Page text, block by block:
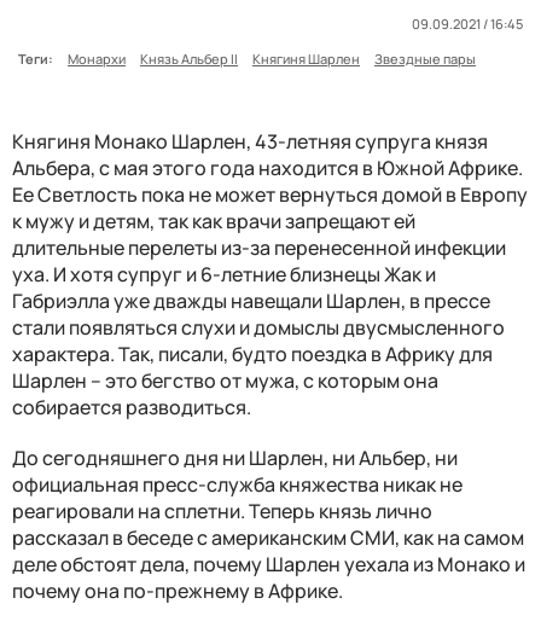
09.09.2021 / 16:45
Теги:
Монархи Князь Альбер II Княгиня Шарлен Звездные пары
Княгиня Монако Шарлен, 43-летняя супруга князя
Альбера, с мая этого года находится в Южной Африке.
Ее Светлость пока не может вернуться домой в Европу
к мужу и детям, так как врачи запрещают ей
длительные перелеты из-за перенесенной инфекции
уха. И хотя супруг и 6-летние близнецы Жак и
Габриэлла уже дважды навещали Шарлен, в прессе
стали появляться слухи и домыслы двусмысленного
характера. Так, писали, будто поездка в Африку для
Шарлен – это бегство от мужа, с которым она
собирается разводиться.
До сегодняшнего дня ни Шарлен, ни Альбер, ни
официальная пресс-служба княжества никак не
реагировали на сплетни. Теперь князь лично
рассказал в беседе с американским СМИ, как на самом
деле обстоят дела, почему Шарлен уехала из Монако и
почему она по-прежнему в Африке.